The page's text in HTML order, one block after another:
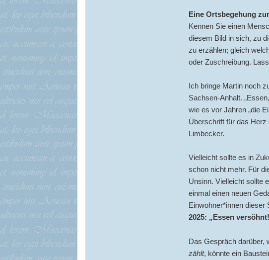
Eine Ortsbegehung
Kennen Sie einen
diesem Bild in sich, zu
zu erzählen; gleich
oder Zuschreibung.
Ich bringe Martin noch
Sachsen-Anhalt.
wie es vor Jahren „die
Überschrift für das
Limbecker.
Vielleicht sollte es in
schon nicht mehr. Für
Unsinn. Vielleicht sollte
einmal einen neuen
Einwohner*innen dieser
2025: „Essen
Das Gespräch darüber,
zählt, könnte ein